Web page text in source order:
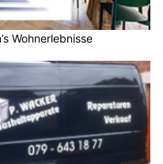
Wohnerlebnisse